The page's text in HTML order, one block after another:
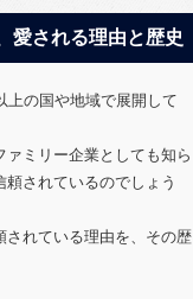
愛される理由と歴史
上の国や地域で展開して
ミリー企業としても知ら
されているのでしょう
されている理由を、その歴